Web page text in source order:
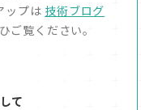
ップは 技術ブログ
ご覧ください。
て